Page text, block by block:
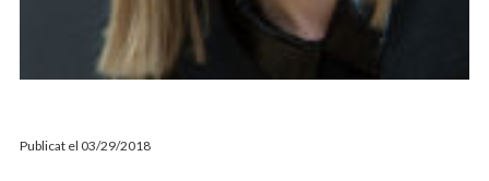
Publicat el 03/29/2018